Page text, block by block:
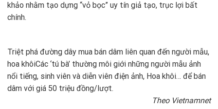
khảo nhằm tạo dựng “vỏ bọc” uy tín giả tạo, trục lợi bất
chính.
Triệt phá đường dây mua bán dâm liên quan đến người mẫu,
hoa khôiCác ‘tú bà’ thường môi giới những người mẫu ảnh
nổi tiếng, sinh viên và diễn viên điện ảnh, Hoa khôi… để bán
dâm với giá 50 triệu đồng/lượt.
Theo Vietnamnet